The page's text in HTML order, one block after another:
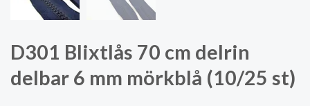
D301 Blixtlås 70 cm delrin
delbar 6 mm mörkblå (10/25 st)